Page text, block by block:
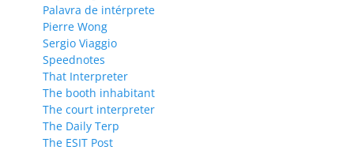
Palavra de intérprete
Pierre Wong
Sergio Viaggio
Speednotes
That Interpreter
The booth inhabitant
The court interpreter
The Daily Terp
The ESIT Post